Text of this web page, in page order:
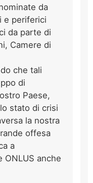
da
e periferici
da parte di
Camere di
che tali
di
Paese,
stato di crisi
la nostra
offesa
a
ONLUS anche